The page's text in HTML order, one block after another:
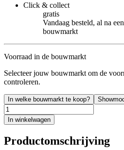
Click & collect
gratis
Vandaag besteld, al na
bouwmarkt
Voorraad in de bouwmarkt
Selecteer jouw bouwmarkt om de
controleren.
In welke bouwmarkt te koop?
In winkelwagen
Productomschrijving